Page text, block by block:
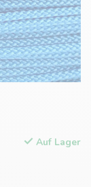
Auf Lager